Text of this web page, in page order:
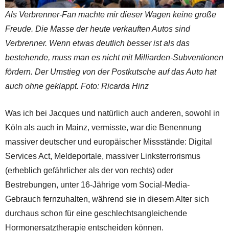
Als Verbrenner-Fan machte mir dieser Wagen keine große
Freude. Die Masse der heute verkauften Autos sind
Verbrenner. Wenn etwas deutlich besser ist als das
bestehende, muss man es nicht mit Milliarden-Subventionen
fördern. Der Umstieg von der Postkutsche auf das Auto hat
auch ohne geklappt. Foto: Ricarda Hinz
Was ich bei Jacques und natürlich auch anderen, sowohl in
Köln als auch in Mainz, vermisste, war die Benennung
massiver deutscher und europäischer Missstände: Digital
Services Act, Meldeportale, massiver Linksterrorismus
(erheblich gefährlicher als der von rechts) oder
Bestrebungen, unter 16-Jährige vom Social-Media-
Gebrauch fernzuhalten, während sie in diesem Alter sich
durchaus schon für eine geschlechtsangleichende
Hormonersatztherapie entscheiden können.